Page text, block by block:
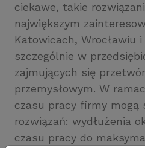
ciekawe, takie
największym
Katowicach, Wrocławiu i
szczególnie w
zajmujących się
przemysłowym. W
czasu pracy firmy mogą
rozwiązań: wydłużenia
czasu pracy do